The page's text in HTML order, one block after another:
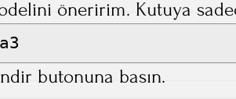
öneririm. Kutuya
butonuna basın.